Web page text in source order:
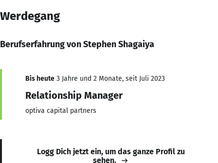
Werdegang
Berufserfahrung von Stephen Shagaiya
Bis heute 3 Jahre und 2 Monate, seit Juli 2023
Relationship Manager
optiva capital partners
Logg Dich jetzt ein, um das ganze Profil zu
sehen.